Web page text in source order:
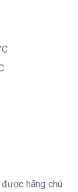
được hãng chú